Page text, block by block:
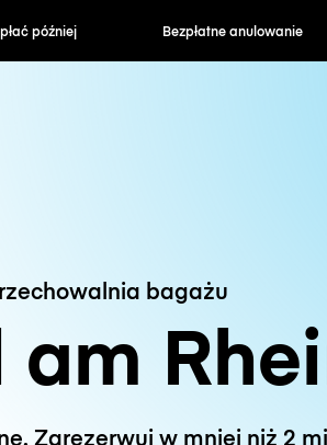
Bezpłatne anulowanie Stawki
bagażu
Zarezerwuj w mniej niż 2